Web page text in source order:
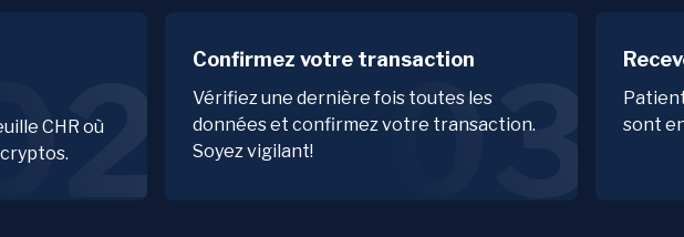
CHR où
Confirmez votre transaction
Vérifiez une dernière fois toutes les
données et confirmez votre transaction.
Soyez vigilant!
03
sont